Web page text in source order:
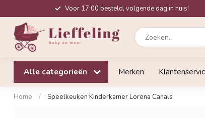
Voor 17:00 besteld, volgende dag in huis!
Alle categorieën Merken
Home / Speelkeuken Kinderkamer Lorena Canals